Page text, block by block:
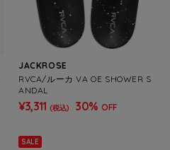
JACKROSE
RVCA/ルーカ VA OE SHOWER S
ANDAL
¥3,311 (税込) 30% OFF
SALE